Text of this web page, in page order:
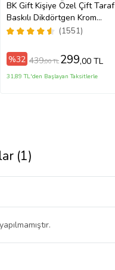
BK Gift Kişiye Özel Çift Taraf
Baskılı Dikdörtgen Krom
Plaka Anahtarlık, Babaya
Hediye, Doğum Günü
Hediyesi
(1551)
%32 439,00 TL 299,00 TL
31,89 TL'den Başlayan Taksitlerle
(1)